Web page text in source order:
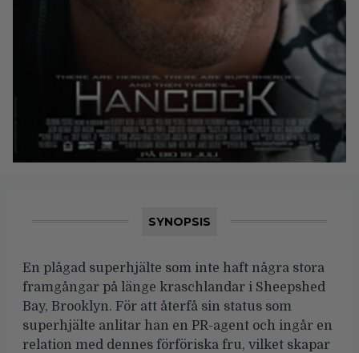
SYNOPSIS
En plågad superhjälte som inte haft några stora
framgångar på länge kraschlandar i Sheepshed
Bay, Brooklyn. För att återfå sin status som
superhjälte anlitar han en PR-agent och ingår en
relation med dennes förföriska fru, vilket skapar